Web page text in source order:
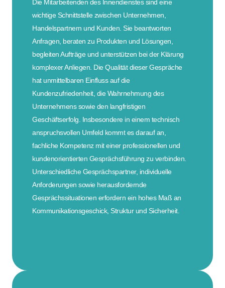
Die Mitarbeitenden des Innendienstes sind eine
wichtige Schnittstelle zwischen Unternehmen,
Handelspartnern und Kunden. Sie beantworten
Anfragen, beraten zu Produkten und Lösungen,
begleiten Aufträge und unterstützen bei der Klärung
komplexer Anliegen. Die Qualität dieser Gespräche
hat unmittelbaren Einfluss auf die
Kundenzufriedenheit, die Wahrnehmung des
Unternehmens sowie den langfristigen
Geschäftserfolg. Insbesondere in einem technisch
anspruchsvollen Umfeld kommt es darauf an,
fachliche Kompetenz mit einer professionellen und
kundenorientierten Gesprächsführung zu verbinden.
Unterschiedliche Gesprächspartner, individuelle
Anforderungen sowie herausfordernde
Gesprächssituationen erfordern ein hohes Maß an
Kommunikationsgeschick, Struktur und Sicherheit.